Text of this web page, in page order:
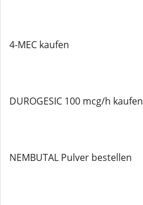
4-MEC kaufen
DUROGESIC 100 mcg/h kaufen
NEMBUTAL Pulver bestellen